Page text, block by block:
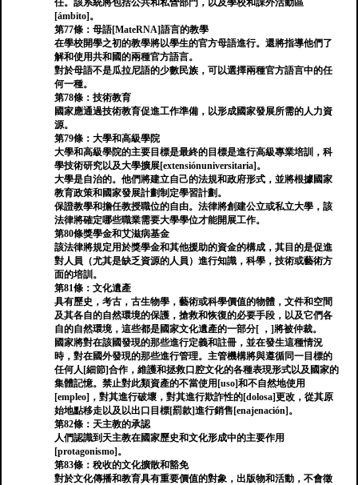
任。該系統將包括公共和私營部門，以及學校和課外活動區
[ámbito]。
第77條：母語[MateRNA]語言的教學
在學校開學之初的教學將以學生的官方母語進行。還將指導他們了
解和使用共和國的兩種官方語言。
對於母語不是瓜拉尼語的少數民族，可以選擇兩種官方語言中的任
何一種。
第78條：技術教育
國家應通過技術教育促進工作準備，以形成國家發展所需的人力資
源。
第79條：大學和高級學院
大學和高級學院的主要目標是最終的目標是進行高級專業培訓，科
學技術研究以及大學擴展[extensiónuniversitaria]。
大學是自治的。他們將建立自己的法規和政府形式，並將根據國家
教育政策和國家發展計劃制定學習計劃。
保證教學和擔任教授職位的自由。法律將創建公立或私立大學，該
法律將確定哪些職業需要大學學位才能開展工作。
第80條獎學金和艾滋病基金
該法律將規定用於獎學金和其他援助的資金的構成，其目的是促進
對人員（尤其是缺乏資源的人員）進行知識，科學，技術或藝術方
面的培訓。
第81條：文化遺產
具有歷史，考古，古生物學，藝術或科學價值的物體，文件和空間
及其各自的自然環境的保護，搶救和恢復的必要手段，以及它們各
自的自然環境，這些都是國家文化遺產的一部分[ ，]將被仲裁。
國家將對在該國發現的那些進行定義和註冊，並在發生這種情況
時，對在國外發現的那些進行管理。主管機構將與遵循同一目標的
任何人[細節]合作，維護和拯救口腔文化的各種表現形式以及國家的
集體記憶。禁止對此類資產的不當使用[uso]和不自然地使用
[empleo]，對其進行破壞，對其進行欺詐性的[dolosa]更改，從其原
始地點移走以及以出口目標[罰款]進行銷售[enajenación]。
第82條：天主教的承認
人們認識到天主教在國家歷史和文化形成中的主要作用
[protagonismo]。
第83條：稅收的文化擴散和豁免
對於文化傳播和教育具有重要價值的對象，出版物和活動，不會徵